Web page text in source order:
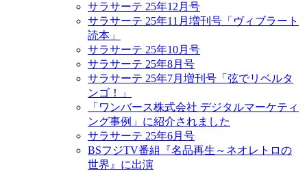
サラサーテ 25年12月号
サラサーテ 25年11月増刊号「ヴィブラート
読本」
サラサーテ 25年10月号
サラサーテ 25年8月号
サラサーテ 25年7月増刊号「弦でリベルタ
ンゴ！」
「ワンバース株式会社 デジタルマーケティ
ング事例」に紹介されました
サラサーテ 25年6月号
BSフジTV番組『名品再生～ネオレトロの
世界』に出演